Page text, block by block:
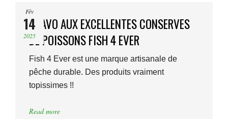
Fév
14
2025
BRAVO AUX EXCELLENTES CONSERVES
DE POISSONS FISH 4 EVER
Fish 4 Ever est une marque artisanale de
pêche durable. Des produits vraiment
topissimes !!
Read more